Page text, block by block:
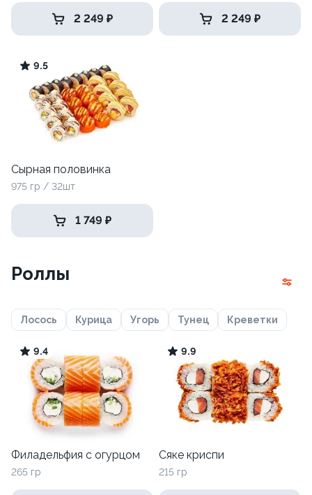
2 249 ₽ 2 249 ₽
9.5
Сырная половинка
975 гр / 32шт
1 749 ₽
Роллы
Лосось Курица Угорь Тунец Креветки
9.4
Филадельфия с огурцом
265 гр
9.9
Сяке криспи
215 гр